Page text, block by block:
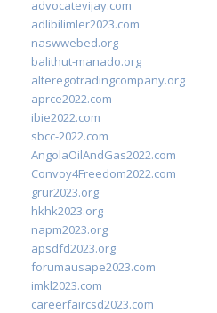
advocatevijay.com
adlibilimler2023.com
naswwebed.org
balithut-manado.org
alteregotradingcompany.org
aprce2022.com
ibie2022.com
sbcc-2022.com
AngolaOilAndGas2022.com
Convoy4Freedom2022.com
grur2023.org
hkhk2023.org
napm2023.org
apsdfd2023.org
forumausape2023.com
imkl2023.com
careerfaircsd2023.com